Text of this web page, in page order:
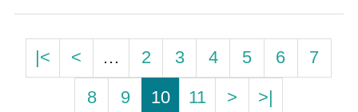
|< < … 2 3 4 5 6
7
8
9 10 11 > >|